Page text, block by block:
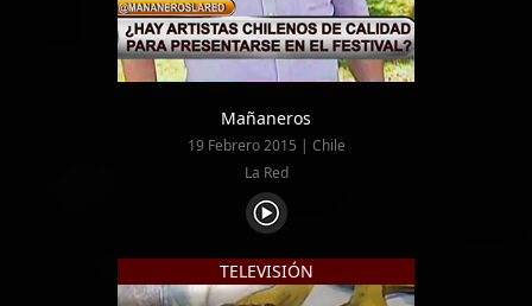
Mañaneros
19 Febrero 2015 | Chile
La Red
TELEVISIÓN